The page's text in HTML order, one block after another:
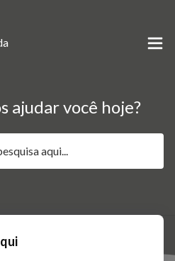
ajudar você hoje?